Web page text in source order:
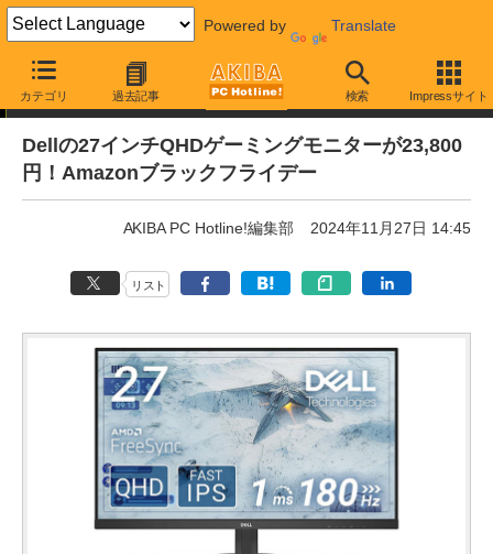
Powered by Translate
カテゴリ 過去記事 検索 Impressサイト
通販セール
Dellの27インチQHDゲーミングモニターが23,800
円！Amazonブラックフライデー
AKIBA PC Hotline!編集部 2024年11月27日 14:45
リスト